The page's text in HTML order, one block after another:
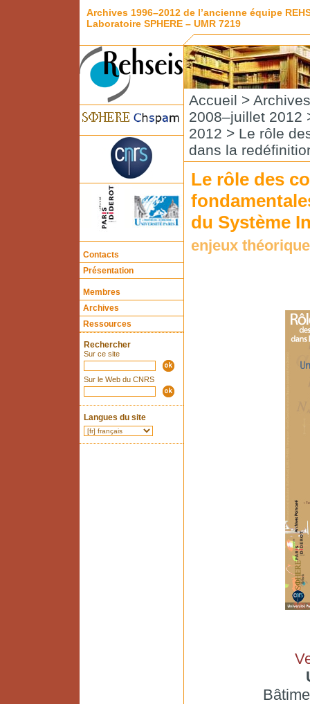
Archives 1996–2012 de l’ancienne équipe
Laboratoire SPHERE – UMR 7219
Contacts
Présentation
Membres
Archives
Ressources
Rechercher
Sur ce site
Sur le Web du CNRS
Langues du site
Accueil > Archives
2008–juillet 2012
2012 > Le rôle
dans la
Le rôle des
du Système
enjeux